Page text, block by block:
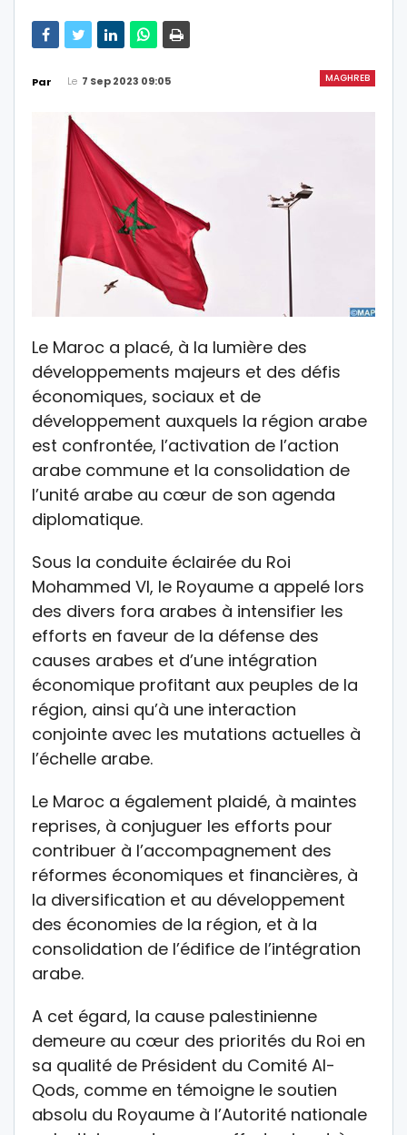
MAGHREB
Par Le 7 Sep 2023 09:05
Le Maroc a placé, à la lumière des
développements majeurs et des défis
économiques, sociaux et de
développement auxquels la région arabe
est confrontée, l’activation de l’action
arabe commune et la consolidation de
l’unité arabe au cœur de son agenda
diplomatique.
Sous la conduite éclairée du Roi
Mohammed VI, le Royaume a appelé lors
des divers fora arabes à intensifier les
efforts en faveur de la défense des
causes arabes et d’une intégration
économique profitant aux peuples de la
région, ainsi qu’à une interaction
conjointe avec les mutations actuelles à
l’échelle arabe.
Le Maroc a également plaidé, à maintes
reprises, à conjuguer les efforts pour
contribuer à l’accompagnement des
réformes économiques et financières, à
la diversification et au développement
des économies de la région, et à la
consolidation de l’édifice de l’intégration
arabe.
A cet égard, la cause palestinienne
demeure au cœur des priorités du Roi en
sa qualité de Président du Comité Al-
Qods, comme en témoigne le soutien
absolu du Royaume à l’Autorité nationale